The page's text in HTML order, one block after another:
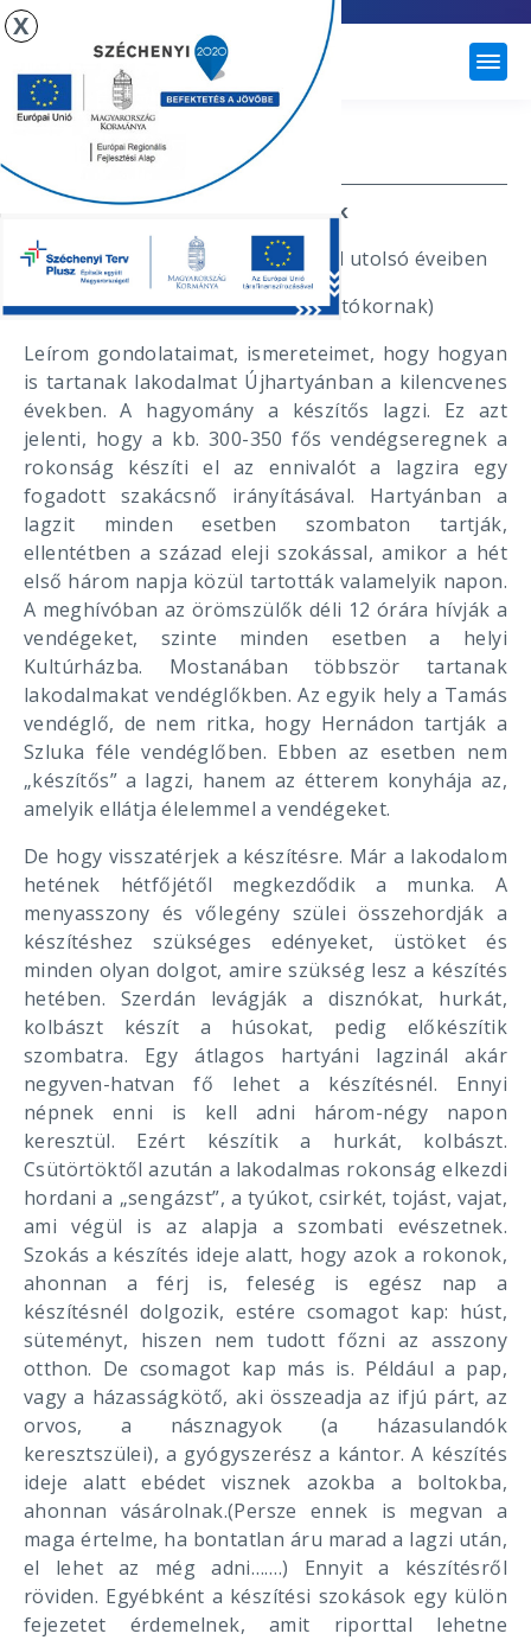
ÚJHARTYÁN
HAGYOMÁNYŐRZÉS
Helyi szokásaink
Lagzi Újhartyánban a 20. Század utolsó éveiben
(Belső használatra és az utókornak)
Leírom gondolataimat, ismereteimet, hogy hogyan
is tartanak lakodalmat Újhartyánban a kilencvenes
években. A hagyomány a készítős lagzi. Ez azt
jelenti, hogy a kb. 300-350 fős vendégseregnek a
rokonság készíti el az ennivalót a lagzira egy
fogadott szakácsnő irányításával. Hartyánban a
lagzit minden esetben szombaton tartják,
ellentétben a század eleji szokással, amikor a hét
első három napja közül tartották valamelyik napon.
A meghívóban az örömszülők déli 12 órára hívják a
vendégeket, szinte minden esetben a helyi
Kultúrházba. Mostanában többször tartanak
lakodalmakat vendéglőkben. Az egyik hely a Tamás
vendéglő, de nem ritka, hogy Hernádon tartják a
Szluka féle vendéglőben. Ebben az esetben nem
„készítős” a lagzi, hanem az étterem konyhája az,
amelyik ellátja élelemmel a vendégeket.
De hogy visszatérjek a készítésre. Már a lakodalom
hetének hétfőjétől megkezdődik a munka. A
menyasszony és vőlegény szülei összehordják a
készítéshez szükséges edényeket, üstöket és
minden olyan dolgot, amire szükség lesz a készítés
hetében. Szerdán levágják a disznókat, hurkát,
kolbászt készít a húsokat, pedig előkészítik
szombatra. Egy átlagos hartyáni lagzinál akár
negyven-hatvan fő lehet a készítésnél. Ennyi
népnek enni is kell adni három-négy napon
keresztül. Ezért készítik a hurkát, kolbászt.
Csütörtöktől azután a lakodalmas rokonság elkezdi
hordani a „sengázst”, a tyúkot, csirkét, tojást, vajat,
ami végül is az alapja a szombati evészetnek.
Szokás a készítés ideje alatt, hogy azok a rokonok,
ahonnan a férj is, feleség is egész nap a
készítésnél dolgozik, estére csomagot kap: húst,
süteményt, hiszen nem tudott főzni az asszony
otthon. De csomagot kap más is. Például a pap,
vagy a házasságkötő, aki összeadja az ifjú párt, az
orvos, a násznagyok (a házasulandók
keresztszülei), a gyógyszerész a kántor. A készítés
ideje alatt ebédet visznek azokba a boltokba,
ahonnan vásárolnak.(Persze ennek is megvan a
maga értelme, ha bontatlan áru marad a lagzi után,
el lehet az még adni…….) Ennyit a készítésről
röviden. Egyébként a készítési szokások egy külön
fejezetet érdemelnek, amit riporttal lehetne
X